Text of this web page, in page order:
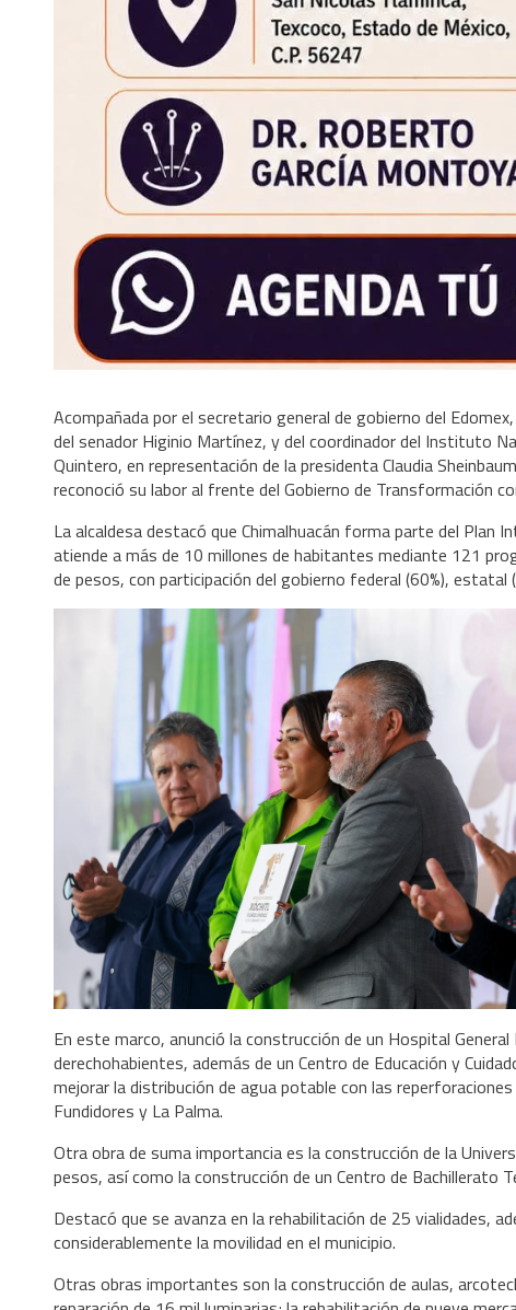
Acompañada por el secretario general de gobierno del
del senador Higinio Martínez, y del coordinador del Instituto
Quintero, en representación de la presidenta Claudia
reconoció su labor al frente del Gobierno de Transformación
La alcaldesa destacó que Chimalhuacán forma parte del
atiende a más de 10 millones de habitantes mediante 121
de pesos, con participación del gobierno federal (60%), estatal
En este marco, anunció la construcción de un Hospital
derechohabientes, además de un Centro de Educación y
mejorar la distribución de agua potable con las
Fundidores y La Palma.
Otra obra de suma importancia es la construcción de la
pesos, así como la construcción de un Centro de Bachillerato
Destacó que se avanza en la rehabilitación de 25 vialidades,
considerablemente la movilidad en el municipio.
Otras obras importantes son la construcción de aulas,